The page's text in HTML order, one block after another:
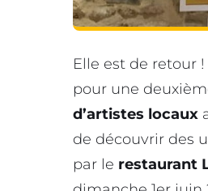
Elle est de retour !
pour une
d’artistes locaux
de découvrir des
par le restaurant